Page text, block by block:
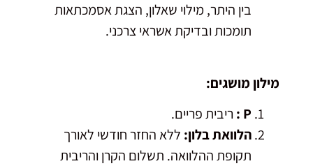
בין היתר, מילוי שאלון, הצגת אסמכתאות
תומכות ובדיקת אשראי צרכני.
מילון מושגים:
P
: ריבית פריים.
הלוואת בלון: ללא החזר חודשי לאורך
תקופת ההלוואה. תשלום הקרן והריבית